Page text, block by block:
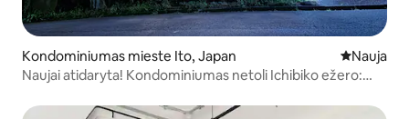
Kondominiumas mieste Ito, Japan Nauja
Nauja
Naujai atidaryta! Kondominiumas netoli Ichibiko ežero:
46 žmonėms